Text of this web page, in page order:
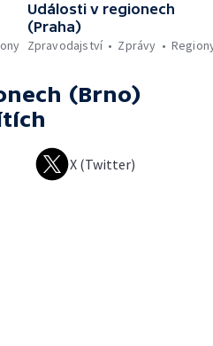
Události v regionech
(Praha)
Zpravodajství
Zprávy
(Brno)
X (Twitter)